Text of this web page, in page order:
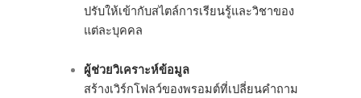
ปรับให้เข้ากับสไตล์การเรียนรู้และวิชาของ
แต่ละบุคคล
ผู้ช่วยวิเคราะห์ข้อมูล
สร้างเวิร์กโฟลว์ของพรอมต์ที่เปลี่ยนคำถาม